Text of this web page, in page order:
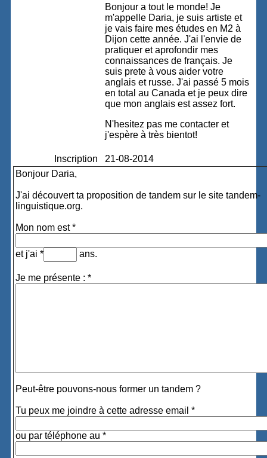
Bonjour a tout le monde! Je
m'appelle Daria, je suis artiste et
je vais faire mes études en M2 à
Dijon cette année. J'ai l'envie de
pratiquer et aprofondir mes
connaissances de français. Je
suis prete à vous aider votre
anglais et russe. J'ai passé 5 mois
en total au Canada et je peux dire
que mon anglais est assez fort.
N'hesitez pas me contacter et
j'espère à très bientot!
Inscription
21-08-2014
Bonjour Daria,
J'ai découvert ta proposition de tandem sur le site tandem-
linguistique.org.
Mon nom est *
et j'ai * ans.
Je me présente : *
Peut-être pouvons-nous former un tandem ?
Tu peux me joindre à cette adresse email *
ou par téléphone au *